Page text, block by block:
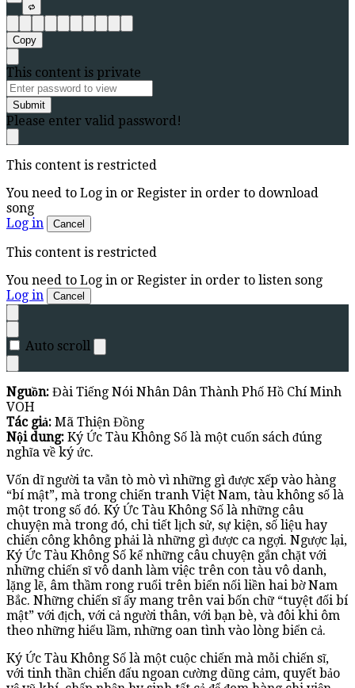
Copy
This content is private
Submit
Please enter valid password!
This content is restricted
You need to Log in or Register in order to download
song
Log in
Cancel
This content is restricted
You need to Log in or Register in order to listen song
Log in
Cancel
Auto scroll
Nguồn: Đài Tiếng Nói Nhân Dân Thành Phố Hồ Chí Minh
VOH
Tác giả: Mã Thiện Đồng
Nội dung: Ký Ức Tàu Không Số là một cuốn sách đúng
nghĩa về ký ức.
Vốn dĩ người ta vẫn tò mò vì những gì được xếp vào hàng
“bí mật”, mà trong chiến tranh Việt Nam, tàu không số là
một trong số đó. Ký Ức Tàu Không Số là những câu
chuyện mà trong đó, chi tiết lịch sử, sự kiện, số liệu hay
chiến công không phải là những gì được ca ngợi. Ngược lại,
Ký Ức Tàu Không Số kể những câu chuyện gắn chặt với
những chiến sĩ vô danh làm việc trên con tàu vô danh,
lặng lẽ, âm thầm rong ruổi trên biển nối liền hai bờ Nam
Bắc. Những chiến sĩ ấy mang trên vai bốn chữ “tuyệt đối bí
mật” với địch, với cả người thân, với bạn bè, và đôi khi ôm
theo những hiểu lầm, những oan tình vào lòng biển cả.
Ký Ức Tàu Không Số là một cuộc chiến mà mỗi chiến sĩ,
với tinh thần chiến đấu ngoan cường dũng cảm, quyết bảo